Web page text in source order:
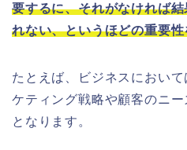
要するに、それがなければ
れない、というほどの重要
たとえば、ビジネスにおい
ケティング戦略や顧客のニー
となります。